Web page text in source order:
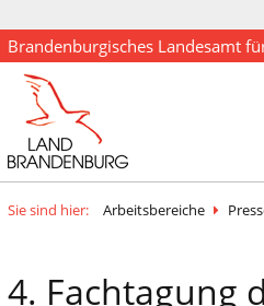
Brandenburgisches Landesamt
Sie sind hier: Arbeitsbereiche
4. Fachtagung